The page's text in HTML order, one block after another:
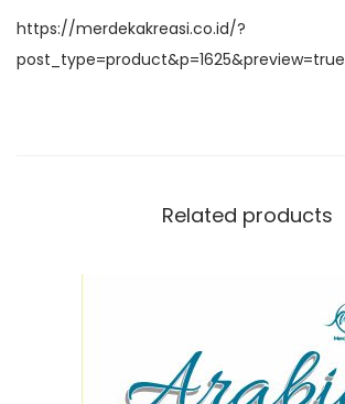
k
https://merdekakreasi.co.id/?
post_type=product&p=1625&preview=true
Related products